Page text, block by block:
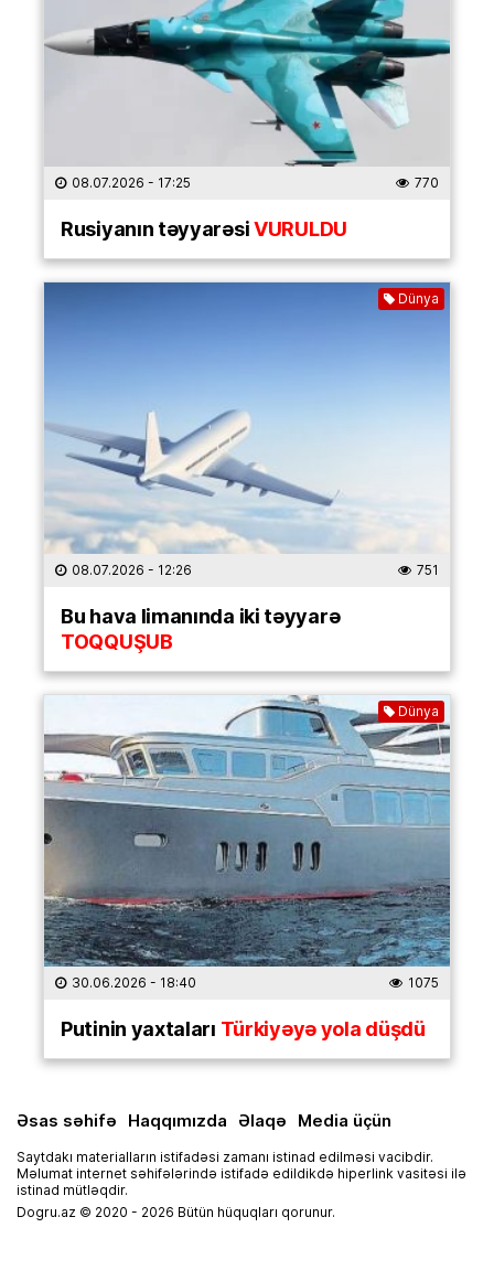
08.07.2026 - 17:25 770
Rusiyanın təyyarəsiVURULDU
Dünya
08.07.2026 - 12:26 751
Bu hava limanında iki təyyarə
TOQQUŞUB
Dünya
30.06.2026 - 18:40 1075
Putinin yaxtaları Türkiyəyə yola düşdü
Əsas səhifə Haqqımızda Əlaqə Media üçün
Saytdakı materialların istifadəsi zamanı istinad edilməsi vacibdir.
Məlumat internet səhifələrində istifadə edildikdə hiperlink vasitəsi ilə
istinad mütləqdir.
Dogru.az © 2020 - 2026 Bütün hüquqları qorunur.